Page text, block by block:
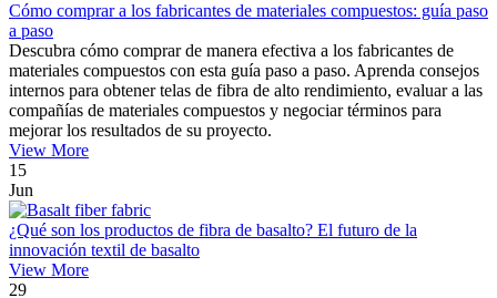
Cómo comprar a los fabricantes de materiales compuestos: guía paso
a paso
Descubra cómo comprar de manera efectiva a los fabricantes de
materiales compuestos con esta guía paso a paso. Aprenda consejos
internos para obtener telas de fibra de alto rendimiento, evaluar a las
compañías de materiales compuestos y negociar términos para
mejorar los resultados de su proyecto.
View More
15
Jun
¿Qué son los productos de fibra de basalto? El futuro de la
innovación textil de basalto
View More
29